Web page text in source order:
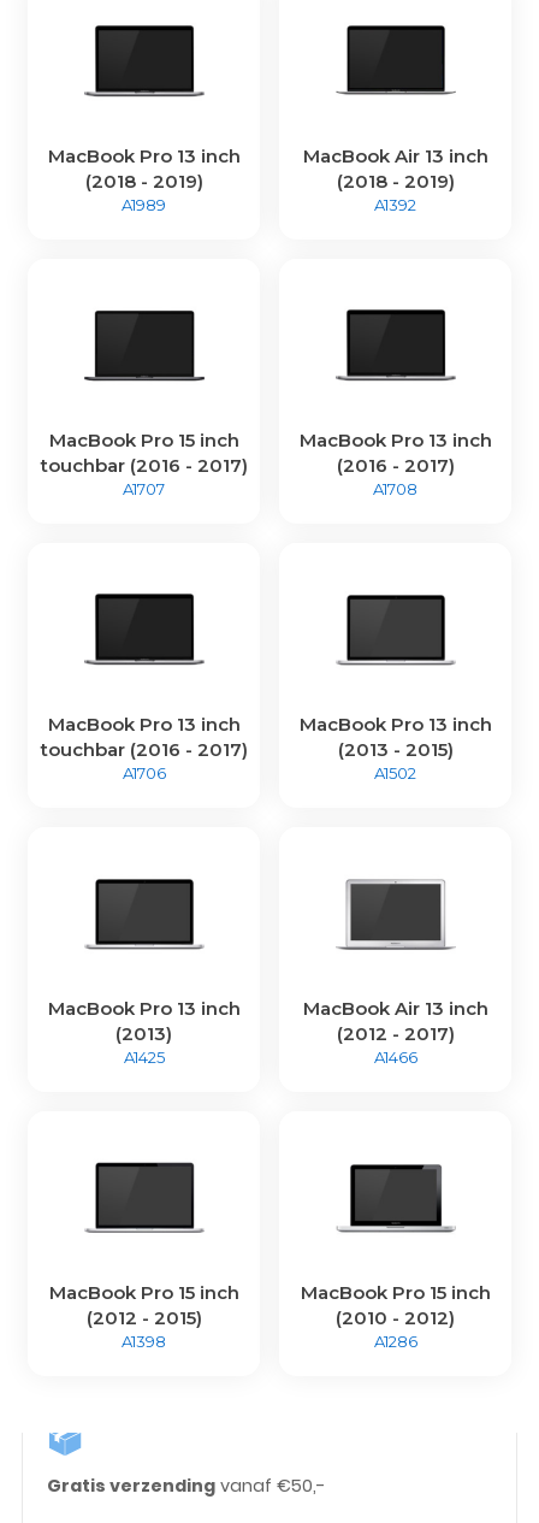
MacBook Pro 13 inch
(2018 - 2019)
A1989
MacBook Air 13 inch
(2018 - 2019)
A1392
MacBook Pro 15 inch
touchbar (2016 - 2017)
A1707
MacBook Pro 13 inch
(2016 - 2017)
A1708
MacBook Pro 13 inch
touchbar (2016 - 2017)
A1706
MacBook Pro 13 inch
(2013 - 2015)
A1502
MacBook Pro 13 inch
(2013)
A1425
MacBook Air 13 inch
(2012 - 2017)
A1466
MacBook Pro 15 inch
(2012 - 2015)
A1398
MacBook Pro 15 inch
(2010 - 2012)
A1286
Gratis verzendingvanaf €50,-